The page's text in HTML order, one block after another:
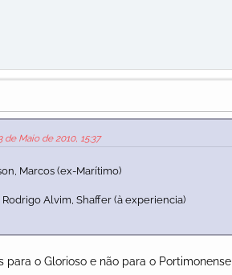
Maio de 2010, 15:37
Marcos (ex-Marítimo)
Rodrigo Alvim, Shaffer (à experiencia)
o Glorioso e não para o Portimonense